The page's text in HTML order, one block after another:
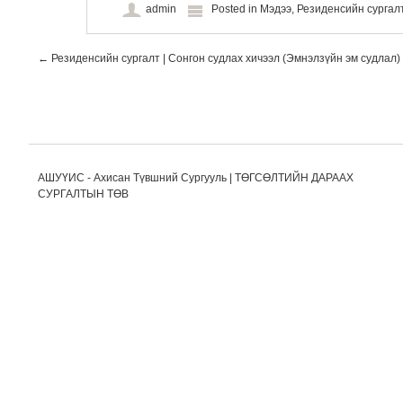
admin Posted in Мэдээ, Резиденсийн
Post navigation
← Резиденсийн сургалт | Сонгон судлах хичээл (Эмнэлзүйн эм судлал)
АШУҮИС - Ахисан Түвшний Сургууль | ТӨГСӨЛТИЙН ДАРААХ
СУРГАЛТЫН ТӨВ